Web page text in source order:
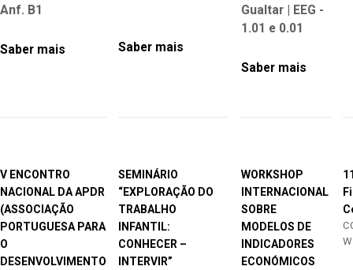
Anf. B1
Saber mais Saber mais
Gualtar | EEG -
1.01 e 0.01
Saber mais
V ENCONTRO
NACIONAL DA APDR
(ASSOCIAÇÃO
PORTUGUESA PARA
O
DESENVOLVIMENTO
SEMINÁRIO
“EXPLORAÇÃO DO
TRABALHO
INFANTIL:
CONHECER –
INTERVIR”
WORKSHOP
INTERNACIONAL
SOBRE
MODELOS DE
INDICADORES
ECONÓMICOS